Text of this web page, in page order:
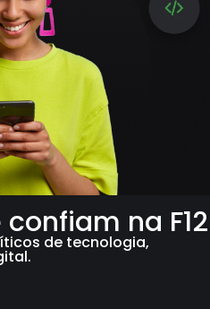
na F12
de tecnologia,